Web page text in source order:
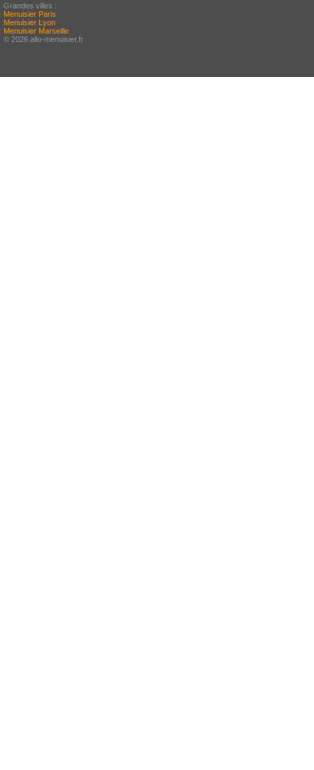
Grandes villes :
Menuisier Paris
Menuisier Lyon
Menuisier Marseille
© 2026 allo-menuisier.fr